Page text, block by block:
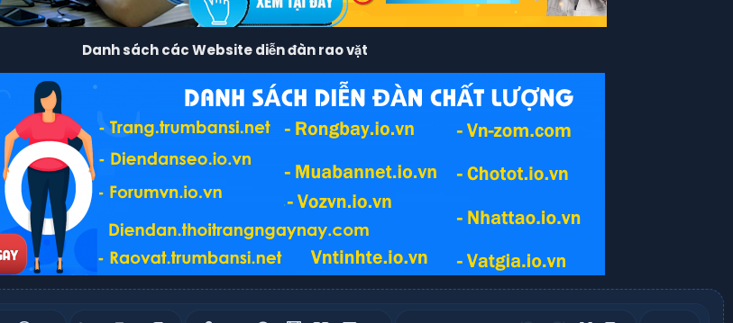
Danh sách các Website diễn đàn rao vặt